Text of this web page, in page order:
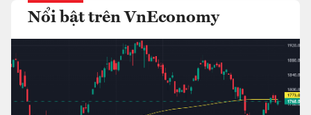
Nổi bật trên VnEconomy